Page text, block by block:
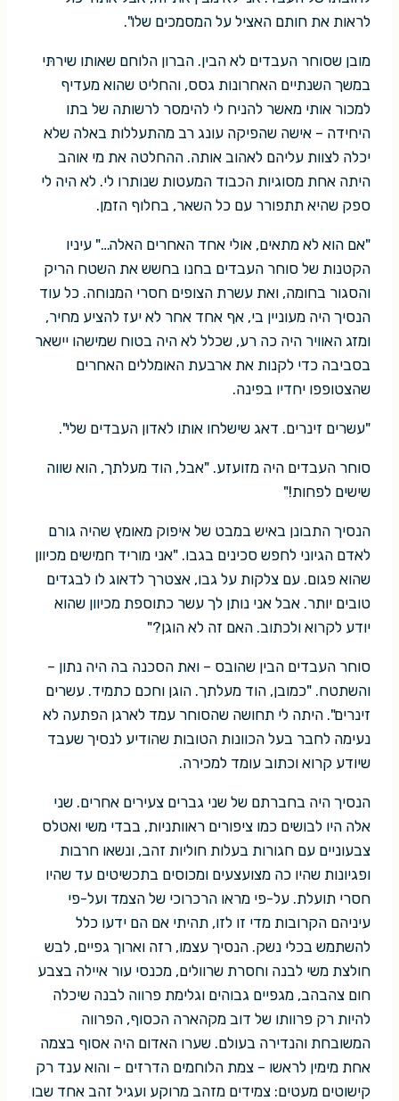
לראות את חותם האציל על המסמכים שלו".
מובן שסוחר העבדים לא הבין. הברון הלוחם שאותו שירתּי
במשך השנתיים האחרונות גסס, והחליט שהוא מעדיף
למכור אותי מאשר להניח לי להימסר לרשותה של בתו
היחידה – אישה שהפיקה עונג רב מהתעללות באלה שלא
יכלה לצוות עליהם לאהוב אותה. ההחלטה את מי אוהב
היתה אחת מסוגיות הכבוד המעטות שנותרו לי. לא היה לי
ספק שהיא תתפורר עם כל השאר, בחלוף הזמן.
"אם הוא לא מתאים, אולי אחד האחרים האלה…" עיניו
הקטנות של סוחר העבדים בחנו בחשש את השטח הריק
והסגור בחומה, ואת עשרת הצופים חסרי המנוחה. כל עוד
הנסיך היה מעוניין בי, אף אחד אחר לא יעז להציע מחיר,
ומזג האוויר היה כה רע, שכלל לא היה בטוח שמישהו יישאר
בסביבה כדי לקנות את ארבעת האומללים האחרים
שהצטופפו יחדיו בפינה.
"עשרים זינרים. דאג שישלחו אותו לאדון העבדים שלי".
סוחר העבדים היה מזועזע. "אבל, הוד מעלתך, הוא שווה
שישים לפחות!"
הנסיך התבונן באיש במבט של איפוק מאומץ שהיה גורם
לאדם הגיוני לחפש סכינים בגבו. "אני מוריד חמישים מכיוון
שהוא פגום. עם צלקות על גבו, אצטרך לדאוג לו לבגדים
טובים יותר. אבל אני נותן לך עשר כתוספת מכיוון שהוא
יודע לקרוא ולכתוב. האם זה לא הוגן?"
סוחר העבדים הבין שהובס – ואת הסכנה בה היה נתון –
והשתטח. "כמובן, הוד מעלתך. הוגן וחכם כתמיד. עשרים
זינרים". היתה לי תחושה שהסוחר עמד לארגן הפתעה לא
נעימה לחבר בעל הכוונות הטובות שהודיע לנסיך שעבד
שיודע קרוא וכתוב עומד למכירה.
הנסיך היה בחברתם של שני גברים צעירים אחרים. שני
אלה היו לבושים כמו ציפורים ראוותניות, בבדי משי ואטלס
צבעוניים עם חגורות בעלות חוליות זהב, ונשאו חרבות
ופגיונות שהיו כה מצועצעים ומכוסים בתכשיטים עד שהיו
חסרי תועלת. על-פי מראו הרכרוכי של הצמד ועל-פי
עיניהם הקרובות מדי זו לזו, תהיתי אם הם ידעו כלל
להשתמש בכלי נשק. הנסיך עצמו, רזה וארוך גפיים, לבש
חולצת משי לבנה וחסרת שרוולים, מכנסי עור איילה בצבע
חום צהבהב, מגפיים גבוהים וגלימת פרווה לבנה שיכלה
להיות רק פרוותו של דוב מקהארה הכסוף, הפרווה
המשובחת והנדירה בעולם. שערו האדום היה אסוף בצמה
אחת מימין לראשו – צמת הלוחמים הדרזים – והוא ענד רק
קישוטים מעטים: צמידים מזהב מרוקע ועגיל זהב אחד שבו